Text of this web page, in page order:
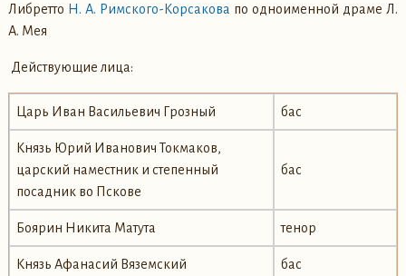
Либретто Н. А. Римского-Корсакова по одноименной драме Л.
А. Мея
Действующие лица:
Царь Иван Васильевич Грозный бас
Князь Юрий Иванович Токмаков,
царский наместник и степенный
посадник во Пскове
бас
Боярин Никита Матута тенор
Князь Афанасий Вяземский бас